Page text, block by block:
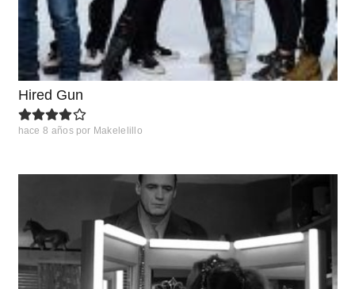
Hired Gun
hace 8 años por Makelelillo